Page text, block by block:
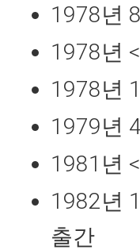
1978년
1978년
1978년
1979년
1981년
1982년
출간